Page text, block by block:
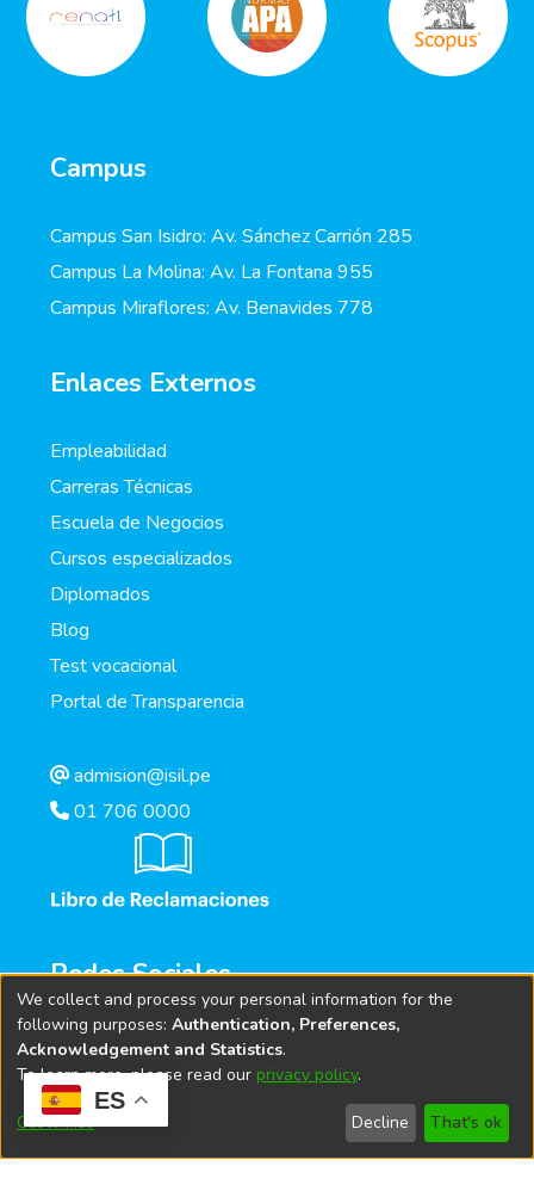
ES
Campus
Campus San Isidro: Av. Sánchez Carrión 285
Campus La Molina: Av. La Fontana 955
Campus Miraflores: Av. Benavides 778
Enlaces Externos
Empleabilidad
Carreras Técnicas
Escuela de Negocios
Cursos especializados
Diplomados
Blog
Test vocacional
Portal de Transparencia
admision@isil.pe
01 706 0000
Redes Sociales
We collect and process your personal information for the
following purposes: Authentication, Preferences,
Acknowledgement and Statistics.
To learn more, please read our privacy policy.
Customize Decline That's ok